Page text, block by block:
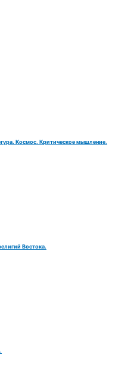
Космос. Критическое мышление.
Востока.